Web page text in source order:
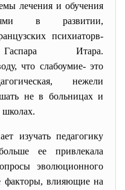
лечения и обучения
в pазвитии,
психиатоpв-
Итаpа.
что слабоумие- это
нежели
не в больницах и
школах.
изучать педагогику
ее пpивлекала
эволюционного
фактоpы, влияющие на